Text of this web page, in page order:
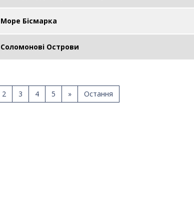
Море Бісмарка
Соломонові Острови
2 3 4 5 » Остання